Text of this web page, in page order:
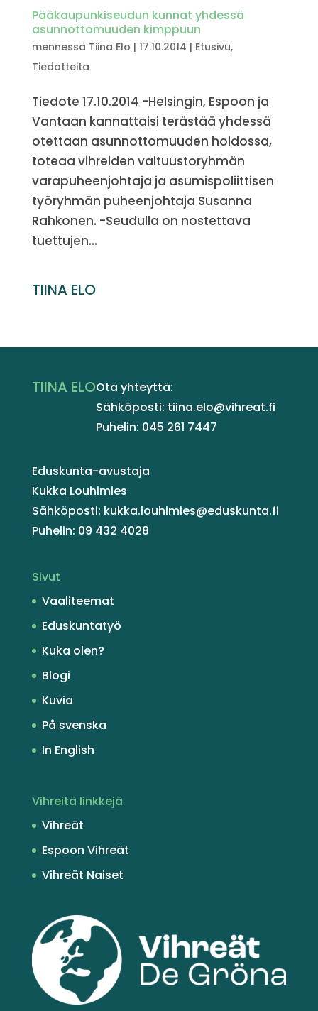
Pääkaupunkiseudun kunnat yhdessä
asunnottomuuden kimppuun
mennessä Tiina Elo | 17.10.2014 | Etusivu,
Tiedotteita
Tiedote 17.10.2014 -Helsingin, Espoon ja
Vantaan kannattaisi terästää yhdessä
otettaan asunnottomuuden hoidossa,
toteaa vihreiden valtuustoryhmän
varapuheenjohtaja ja asumispoliittisen
työryhmän puheenjohtaja Susanna
Rahkonen. -Seudulla on nostettava
tuettujen...
TIINA ELO
TIINA ELOOta yhteyttä:
Sähköposti: tiina.elo@vihreat.fi
Puhelin: 045 261 7447
Eduskunta-avustaja
Kukka Louhimies
Sähköposti: kukka.louhimies@eduskunta.fi
Puhelin: 09 432 4028
Sivut
Vaaliteemat
Eduskuntatyö
Kuka olen?
Blogi
Kuvia
På svenska
In English
Vihreitä linkkejä
Vihreät
Espoon Vihreät
Vihreät Naiset